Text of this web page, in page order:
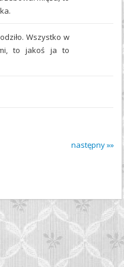
Wszystko w
to jakoś ja to
następny »»